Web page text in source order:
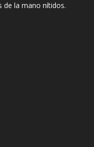
de la mano nítidos.